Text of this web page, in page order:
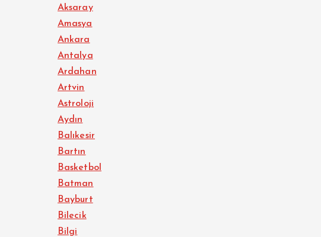
Aksaray
Amasya
Ankara
Antalya
Ardahan
Artvin
Astroloji
Aydın
Balıkesir
Bartın
Basketbol
Batman
Bayburt
Bilecik
Bilgi